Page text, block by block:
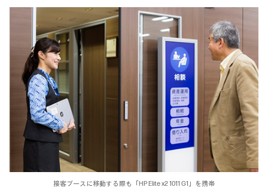
接客ブースに移動する際も「HP Elite x2 1011 G1」を携帯